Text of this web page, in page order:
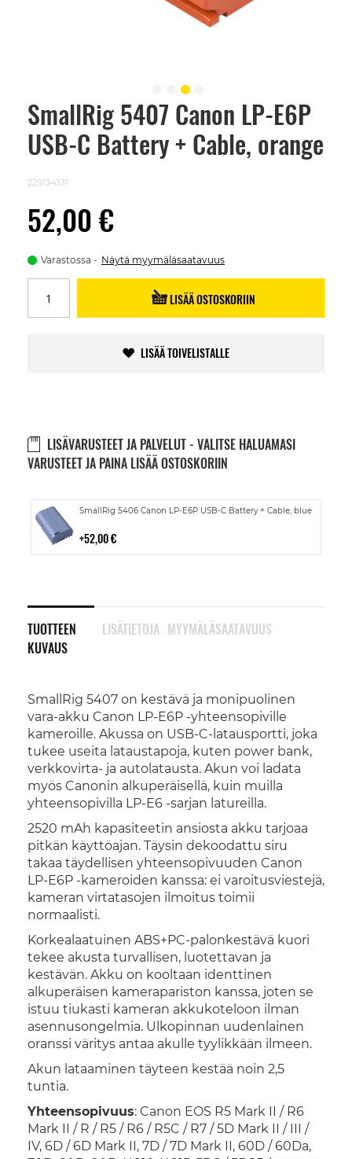
SmallRig 5407 Canon LP-E6P
USB-C Battery + Cable, orange
229134331
52,00 €
Varastossa Näytä myymäläsaatavuus
LISÄÄ OSTOSKORIIN
LISÄÄ TOIVELISTALLE
LISÄVARUSTEET JA PALVELUT - VALITSE HALUAMASI
VARUSTEET JA PAINA LISÄÄ OSTOSKORIIN
SmallRig 5406 Canon LP-E6P USB-C Battery + Cable, blue
52,00 €
Lisää
TUOTTEEN
KUVAUS
SmallRig 5407 on kestävä ja monipuolinen
vara-akku Canon LP-E6P -yhteensopiville
kameroille. Akussa on USB-C-latausportti, joka
tukee useita lataustapoja, kuten power bank,
verkkovirta- ja autolatausta. Akun voi ladata
myös Canonin alkuperäisellä, kuin muilla
yhteensopivilla LP-E6 -sarjan latureilla.
2520 mAh kapasiteetin ansiosta akku tarjoaa
pitkän käyttöajan. Täysin dekoodattu siru
takaa täydellisen yhteensopivuuden Canon
LP-E6P -kameroiden kanssa: ei varoitusviestejä,
kameran virtatasojen ilmoitus toimii
normaalisti.
Korkealaatuinen ABS+PC-palonkestävä kuori
tekee akusta turvallisen, luotettavan ja
kestävän. Akku on kooltaan identtinen
alkuperäisen kamerapariston kanssa, joten se
istuu tiukasti kameran akkukoteloon ilman
asennusongelmia. Ulkopinnan uudenlainen
oranssi väritys antaa akulle tyylikkään ilmeen.
Akun lataaminen täyteen kestää noin 2,5
tuntia.
Yhteensopivuus: Canon EOS R5 Mark II / R6
Mark II / R / R5 / R6 / R5C / R7 / 5D Mark II / III /
IV, 6D / 6D Mark II, 7D / 7D Mark II, 60D / 60Da,
LISÄTIETOJA MYYMÄLÄSAATAVUUS
Skip
beginning
images